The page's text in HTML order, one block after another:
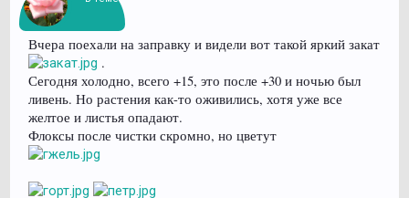
Вчера поехали на заправку и видели вот такой яркий закат
.
Сегодня холодно, всего +15, это после +30 и ночью был
ливень. Но растения как-то оживились, хотя уже все
желтое и листья опадают.
Флоксы после чистки скромно, но цветут